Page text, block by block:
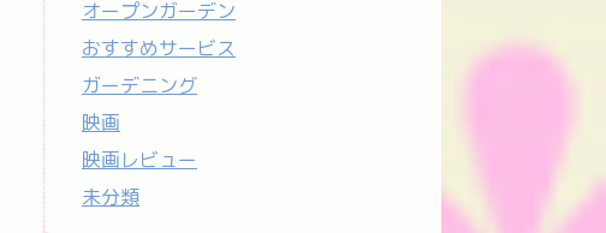
オープンガーデン
おすすめサービス
ガーデニング
映画
映画レビュー
未分類